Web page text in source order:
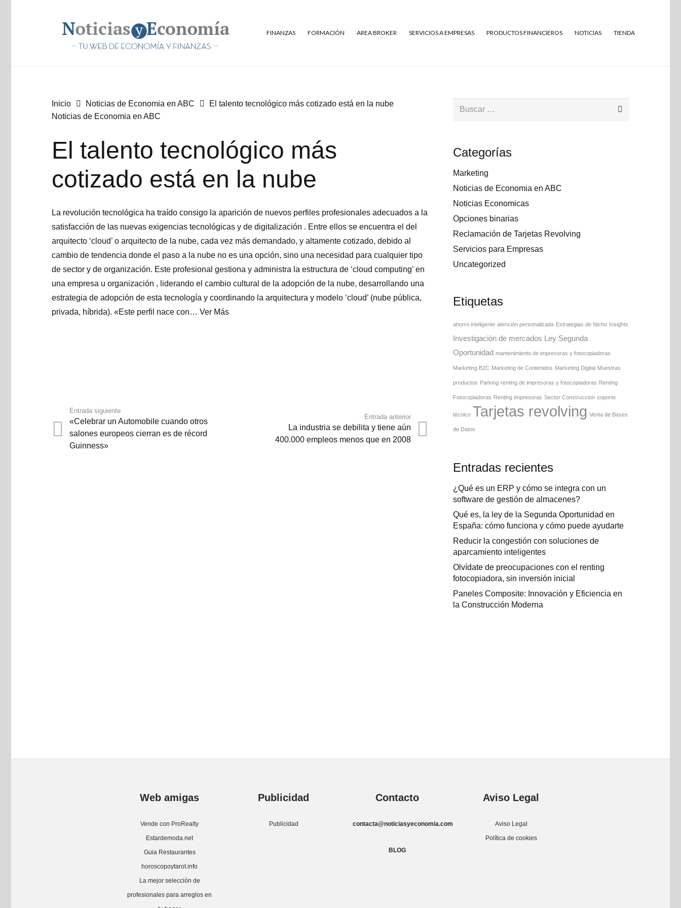
FINANZAS FORMACIÓN AREA BROKER SERVICIOS A EMPRESAS PRODUCTOS FINANCIEROS NOTICIAS TIENDA
Inicio Noticias de Economia en ABC
El talento tecnológico más cotizado está en la nube
Noticias de Economia en ABC
El talento tecnológico más
cotizado está en la nube
La revolución tecnológica ha traído consigo la aparición de nuevos perfiles profesionales adecuados a la
satisfacción de las nuevas exigencias tecnológicas y de digitalización . Entre ellos se encuentra el del
arquitecto ‘cloud’ o arquitecto de la nube, cada vez más demandado, y altamente cotizado, debido al
cambio de tendencia donde el paso a la nube no es una opción, sino una necesidad para cualquier tipo
de sector y de organización. Este profesional gestiona y administra la estructura de ‘cloud computing’ en
una empresa u organización , liderando el cambio cultural de la adopción de la nube, desarrollando una
estrategia de adopción de esta tecnología y coordinando la arquitectura y modelo ‘cloud’ (nube pública,
privada, híbrida). «Este perfil nace con… Ver Más
Entrada siguiente
«Celebrar un Automobile cuando otros
salones europeos cierran es de récord
Guinness»
Entrada anterior
La industria se debilita y tiene aún
400.000 empleos menos que en 2008
Buscar:
Categorías
Marketing
Noticias de Economia en ABC
Noticias Economicas
Opciones binarias
Reclamación de Tarjetas Revolving
Servicios para Empresas
Uncategorized
Etiquetas
ahorro inteligente atención personalizada Estrategias de Nicho Insights
Investigación de mercados
Ley Segunda
Oportunidad mantenimiento de impresoras y fotocopiadoras
Marketing B2C Marketing de Contenidos Marketing Digital Muestras
productos Parking renting de impresoras y fotocopiadoras Renting
Fotocopiadoras Renting Impresoras Sector Construccion soporte
técnico Tarjetas revolving Venta de Bases
de Datos
Entradas recientes
¿Qué es un ERP y cómo se integra con un
software de gestión de almacenes?
Qué es, la ley de la Segunda Oportunidad en
España: cómo funciona y cómo puede ayudarte
Reducir la congestión con soluciones de
aparcamiento inteligentes
Olvídate de preocupaciones con el renting
fotocopiadora, sin inversión inicial
Paneles Composite: Innovación y Eficiencia en
la Construcción Moderna
Web amigas
Vende con ProRealty
Estardemoda.net
Guia Restaurantes
horoscopoytarot.info
La mejor selección de
profesionales para arreglos en
Publicidad
Publicidad
Contacto
contacta@noticiasyeconomia.com
BLOG
Aviso Legal
Aviso Legal
Política de cookies